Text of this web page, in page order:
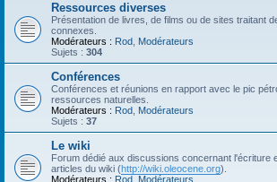
Ressources diverses
Présentation de livres, de films ou de sites traitant
connexes.
Modérateurs : Rod Modérateurs
Sujets : 304
Conférences
Conférences et réunions en rapport avec le pic
ressources naturelles.
Modérateurs : Rod Modérateurs
Sujets : 37
Le wiki
Forum dédié aux discussions concernant l'écriture
articles du wiki (http://wiki.oleocene.org).
Modérateurs : Rod Modérateurs